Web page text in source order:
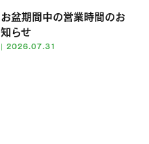
お盆期間中の営業時間のお
知らせ
|2026.07.31